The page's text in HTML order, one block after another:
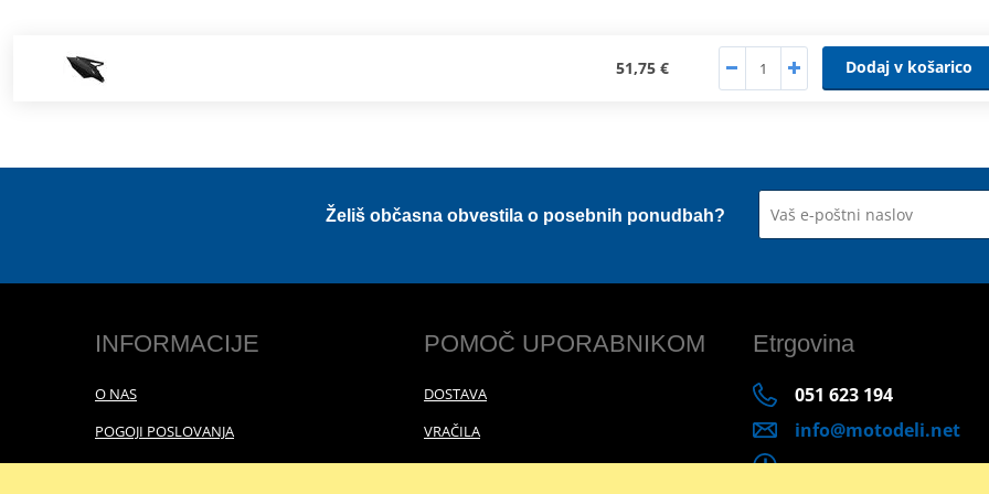
51,75 € Dodaj v košarico
Želiš občasna obvestila o posebnih ponudbah?
INFORMACIJE
O NAS
POGOJI POSLOVANJA
POLITIKA ZASEBNOSTI
POMOČ UPORABNIKOM
DOSTAVA
VRAČILA
Etrgovina
051 623 194
info@motodeli.net